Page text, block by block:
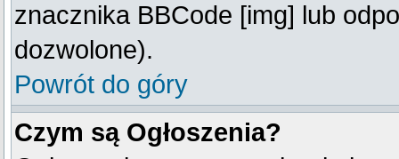
znacznika BBCode [img] lub
dozwolone).
Powrót do góry
Czym są Ogłoszenia?